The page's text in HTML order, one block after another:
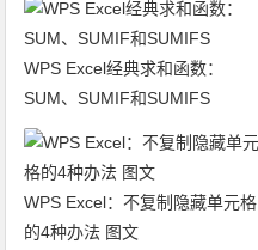
WPS Excel经典求和函数：
SUM、SUMIF和SUMIFS
WPS Excel：不复制隐藏单元格
的4种办法 图文